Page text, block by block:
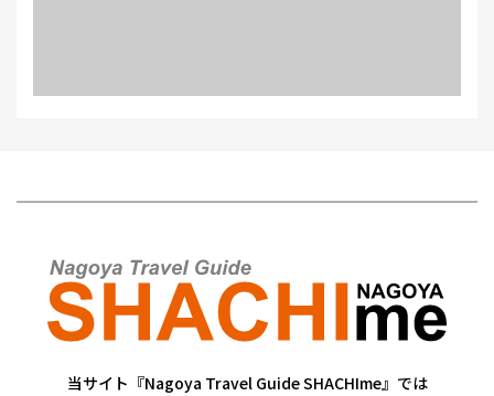
当サイト『Nagoya Travel Guide SHACHIme』では